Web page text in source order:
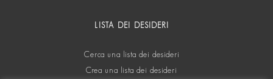
LISTA DEI DESIDERI
Cerca una lista dei desideri
Crea una lista dei desideri